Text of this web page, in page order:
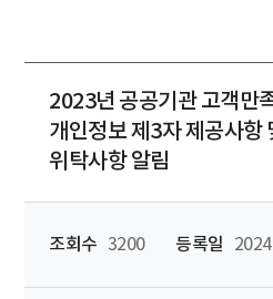
2023년 공공기관 고객만
개인정보 제3자 제공사항
위탁사항 알림
조회수 3200 등록일